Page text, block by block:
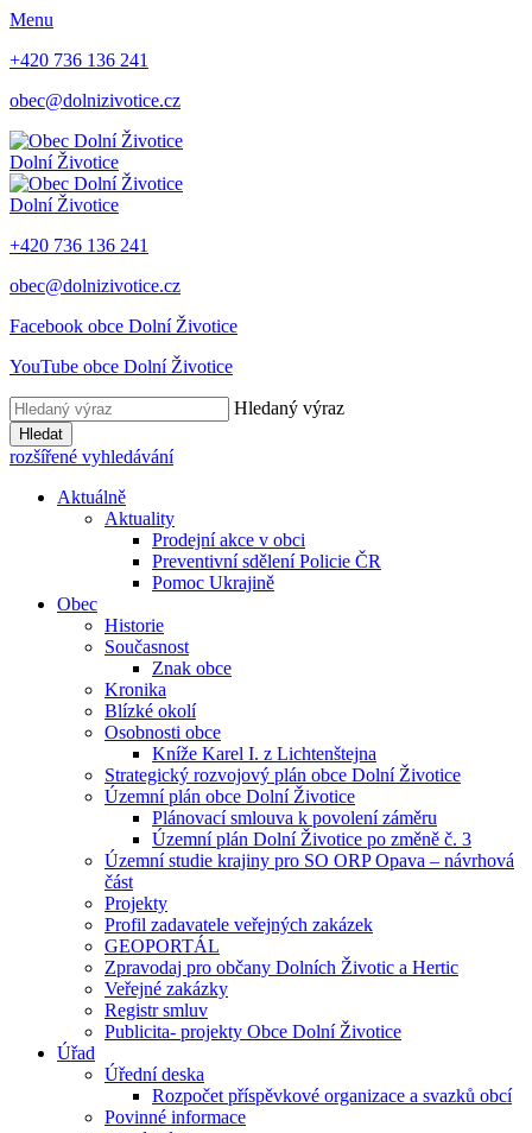
Menu
+420 736 136 241
obec@dolnizivotice.cz
Dolní Životice
Dolní Životice
+420 736 136 241
obec@dolnizivotice.cz
Facebook obce Dolní Životice
YouTube obce Dolní Životice
Hledaný výraz
Hledat
rozšířené vyhledávání
Aktuálně
Aktuality
Prodejní akce v obci
Preventivní sdělení Policie ČR
Pomoc Ukrajině
Obec
Historie
Současnost
Znak obce
Kronika
Blízké okolí
Osobnosti obce
Kníže Karel I. z Lichtenštejna
Strategický rozvojový plán obce Dolní Životice
Územní plán obce Dolní Životice
Plánovací smlouva k povolení záměru
Územní plán Dolní Životice po změně č. 3
Územní studie krajiny pro SO ORP Opava – návrhová
část
Projekty
Profil zadavatele veřejných zakázek
GEOPORTÁL
Zpravodaj pro občany Dolních Životic a Hertic
Veřejné zakázky
Registr smluv
Publicita- projekty Obce Dolní Životice
Úřad
Úřední deska
Rozpočet příspěvkové organizace a svazků obcí
Povinné informace